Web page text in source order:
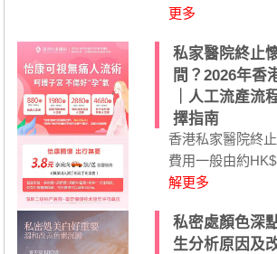
更多
私家醫院終止
間？2026年香
｜人工流產流
擇指南
香港私家醫院終
費用一般由約
解更多
私密處顏色深
生分析原因及